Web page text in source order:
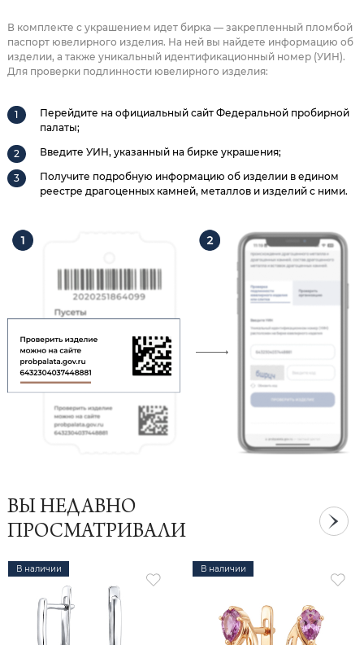
В комплекте с украшением идет бирка — закрепленный пломбой
паспорт ювелирного изделия. На ней вы найдете информацию об
изделии, а также уникальный идентификационный номер (УИН).
Для проверки подлинности ювелирного изделия:
Перейдите на официальный сайт Федеральной пробирной
палаты;
Введите УИН, указанный на бирке украшения;
Получите подробную информацию об изделии в едином
реестре драгоценных камней, металлов и изделий с ними.
ВЫ НЕДАВНО
ПРОСМАТРИВАЛИ
В наличии В наличии